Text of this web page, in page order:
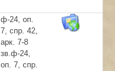
ф-24, оп.
7, спр. 42,
арк. 7-8
зв.ф-24,
оп. 7, спр.